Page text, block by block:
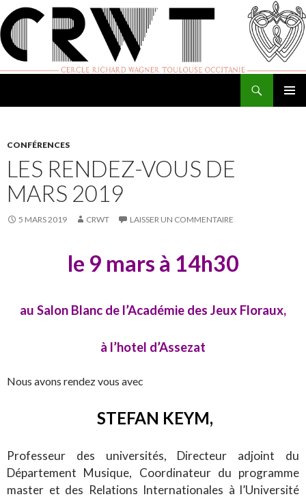
CONFÉRENCES
LES RENDEZ-VOUS DE
MARS 2019
5 MARS 2019 CRWT LAISSER UN COMMENTAIRE
le 9 mars à 14h30
au Salon Blanc de l’Académie des Jeux Floraux,
à l’hotel d’Assezat
Nous avons rendez vous avec
STEFAN KEYM,
Professeur des universités, Directeur adjoint du
Département Musique, Coordinateur du programme
master et des Relations Internationales à l’Université